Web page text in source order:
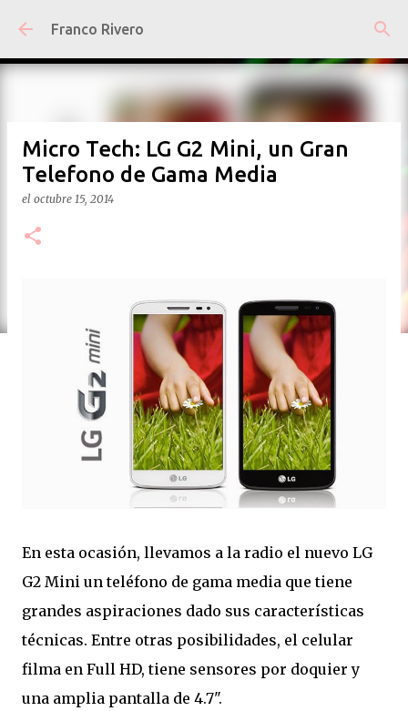
Ir al contenido principal
Franco Rivero
Micro Tech: LG G2 Mini, un Gran
Telefono de Gama Media
el octubre 15, 2014
En esta ocasión, llevamos a la radio el nuevo LG
G2 Mini un teléfono de gama media que tiene
grandes aspiraciones dado sus características
técnicas. Entre otras posibilidades, el celular
filma en Full HD, tiene sensores por doquier y
una amplia pantalla de 4.7".